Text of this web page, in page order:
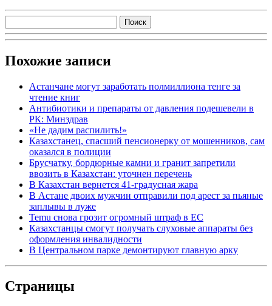
Похожие записи
Астанчане могут заработать полмиллиона тенге за
чтение книг
Антибиотики и препараты от давления подешевели в
РК: Минздрав
«Не дадим распилить!»
Казахстанец, спасший пенсионерку от мошенников, сам
оказался в полиции
Брусчатку, бордюрные камни и гранит запретили
ввозить в Казахстан: уточнен перечень
В Казахстан вернется 41-градусная жара
В Астане двоих мужчин отправили под арест за пьяные
заплывы в луже
Temu снова грозит огромный штраф в ЕС
Казахстанцы смогут получать слуховые аппараты без
оформления инвалидности
В Центральном парке демонтируют главную арку
Страницы